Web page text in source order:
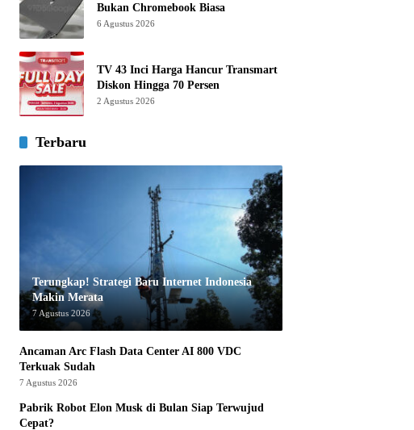
Bukan Chromebook Biasa
6 Agustus 2026
TV 43 Inci Harga Hancur Transmart
Diskon Hingga 70 Persen
2 Agustus 2026
Terbaru
Terungkap! Strategi Baru Internet Indonesia
Makin Merata
7 Agustus 2026
Ancaman Arc Flash Data Center AI 800 VDC
Terkuak Sudah
7 Agustus 2026
Pabrik Robot Elon Musk di Bulan Siap Terwujud
Cepat?